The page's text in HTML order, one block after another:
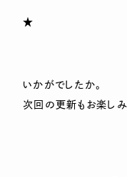
★
いかがでしたか。
次回の更新もお楽しみ